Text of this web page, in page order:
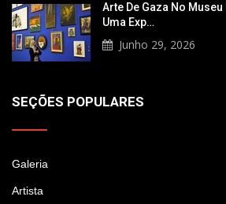
Arte De Gaza No
Uma Exp…
Junho 29, 2026
SEÇÕES POPULARES
Galeria
Artista